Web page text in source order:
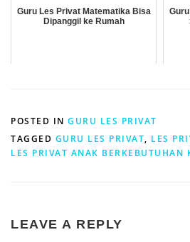
Guru Les Privat Matematika Bisa
Dipanggil ke Rumah
POSTED IN GURU LES PRIVAT
TAGGED GURU LES PRIVAT, LES
LES PRIVAT ANAK BERKEBUTUHAN
LEAVE A REPLY